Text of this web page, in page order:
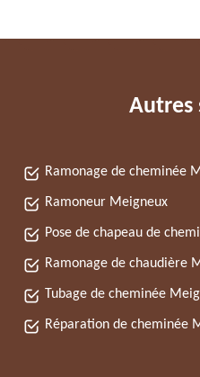
Autres
Ramonage de cheminée
Ramoneur Meigneux
Pose de chapeau de
Ramonage de chaudière
Tubage de cheminée
Réparation de cheminée